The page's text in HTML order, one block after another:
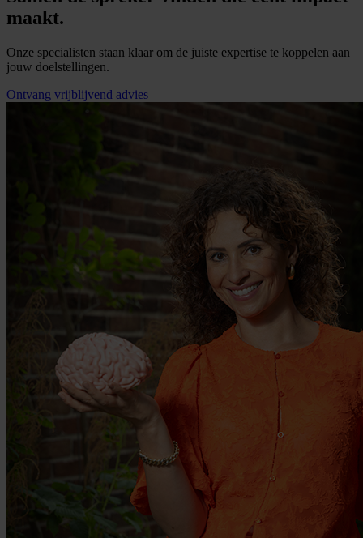
maakt.
Onze specialisten staan klaar om de juiste expertise te koppelen aan
jouw doelstellingen.
Ontvang vrijblijvend advies